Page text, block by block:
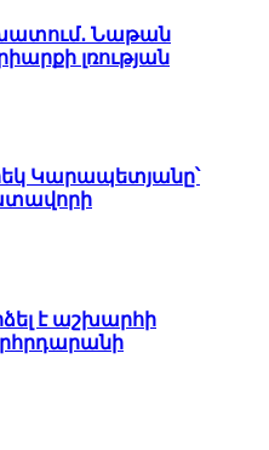
Նաթան
լռության
Կարապետյանը՝
է աշխարհի